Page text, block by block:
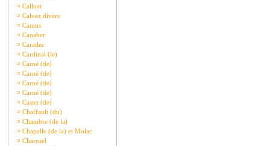
¤ Calloet
¤ Calvez divers
¤ Camus
¤ Canaber
¤ Caradec
¤ Cardinal (le)
¤ Carné (de)
¤ Carné (de)
¤ Carné (de)
¤ Carné (de)
¤ Castet (de)
¤ Chaffault (du)
¤ Chambre (de la)
¤ Chapelle (de la) et Molac
¤ Charruel